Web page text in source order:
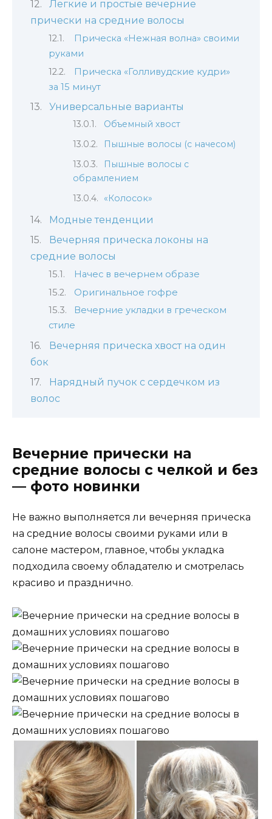
Легкие и простые вечерние
прически на средние волосы
Прическа «Нежная волна» своими
руками
Прическа «Голливудские кудри»
за 15 минут
Универсальные варианты
Объемный хвост
Пышные волосы (с начесом)
Пышные волосы с
обрамлением
«Колосок»
Модные тенденции
Вечерняя прическа локоны на
средние волосы
Начес в вечернем образе
Оригинальное гофре
Вечерние укладки в греческом
стиле
Вечерняя прическа хвост на один
бок
Нарядный пучок с сердечком из
волос
Вечерние прически на
средние волосы с челкой и без
— фото новинки
Не важно выполняется ли вечерняя прическа
на средние волосы своими руками или в
салоне мастером, главное, чтобы укладка
подходила своему обладателю и смотрелась
красиво и празднично.